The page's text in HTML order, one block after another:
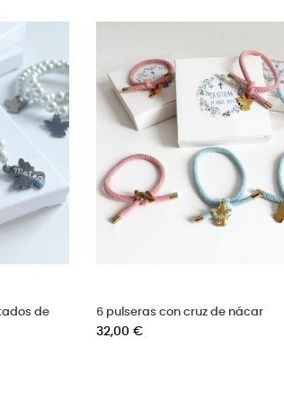
6 sets de chocolatinas personalizadas
32,00 €